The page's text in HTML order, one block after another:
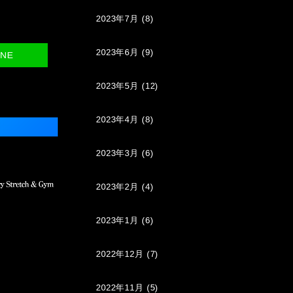
2023年7月 (8)
2023年6月 (9)
2023年5月 (12)
2023年4月 (8)
2023年3月 (6)
2023年2月 (4)
2023年1月 (6)
2022年12月 (7)
2022年11月 (5)